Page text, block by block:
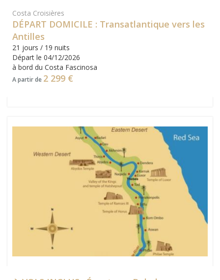
Costa Croisières
DÉPART DOMICILE : Transatlantique vers les
Antilles
21 jours / 19 nuits
Départ le 04/12/2026
à bord du Costa Fascinosa
A partir de 2 299 €